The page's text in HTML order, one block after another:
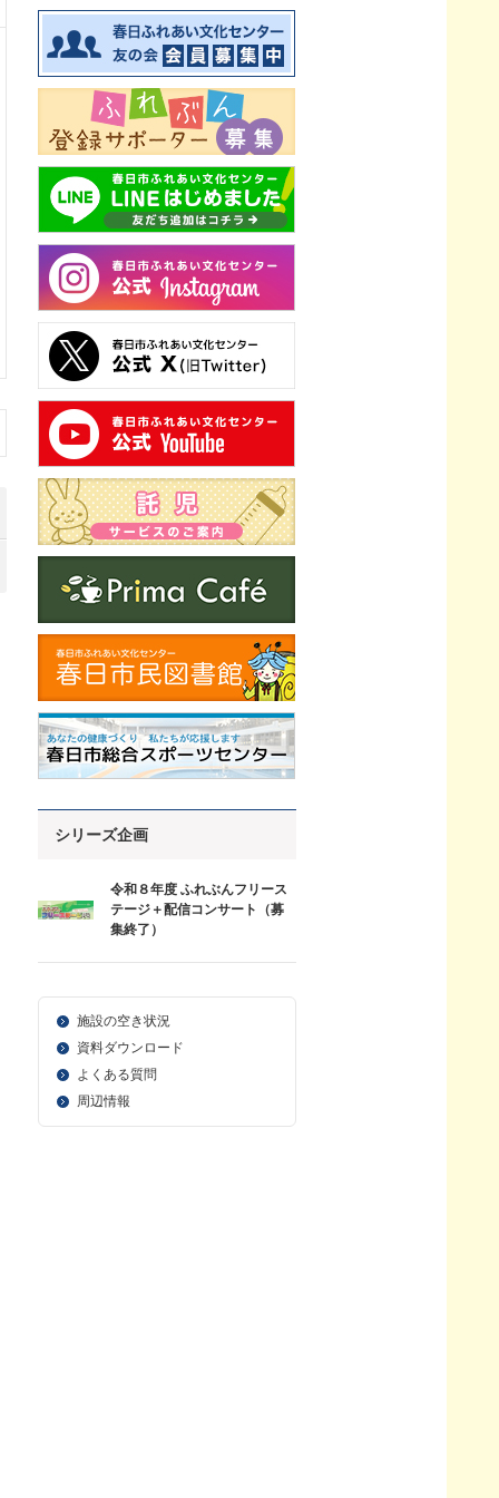
シリーズ企画
令和８年度 ふれぶんフリース
テージ＋配信コンサート（募
集終了）
施設の空き状況
資料ダウンロード
よくある質問
周辺情報